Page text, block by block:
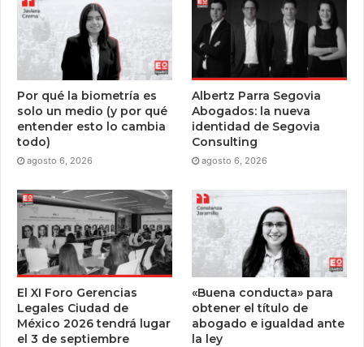
Por qué la biometría es
solo un medio (y por qué
entender esto lo cambia
todo)
agosto 6, 2026
Albertz Parra Segovia
Abogados: la nueva
identidad de Segovia
Consulting
agosto 6, 2026
El XI Foro Gerencias
Legales Ciudad de
México 2026 tendrá lugar
el 3 de septiembre
«Buena conducta» para
obtener el título de
abogado e igualdad ante
la ley